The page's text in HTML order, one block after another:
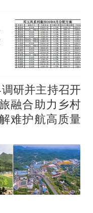
研并主持召开
融合助力乡村
难护航高质量